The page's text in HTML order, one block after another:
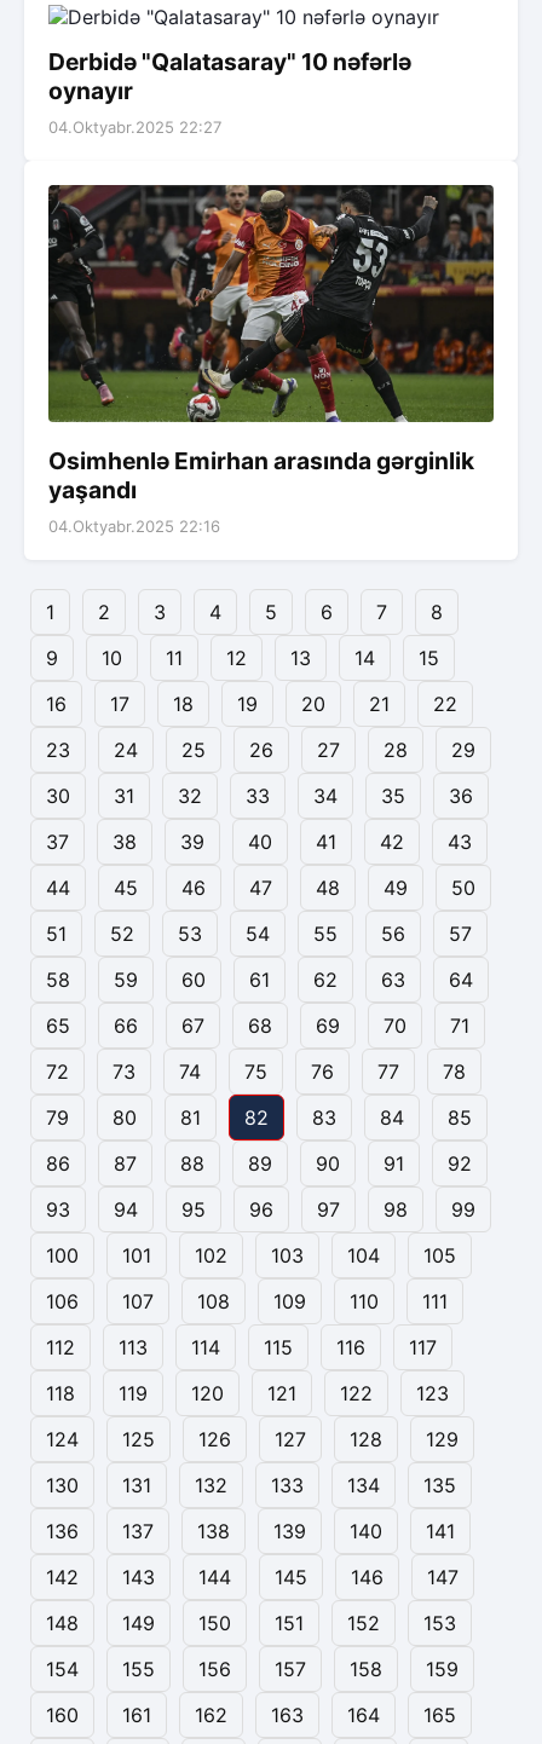
Derbidə "Qalatasaray" 10 nəfərlə
oynayır
04.Oktyabr.2025 22:27
Osimhenlə Emirhan arasında gərginlik
yaşandı
04.Oktyabr.2025 22:16
1 2 3 4 5 6 7
8
9
10 11 12 13 14
15
16
17 18 19 20 21
22
23
24 25 26 27 28
29
30
31 32 33 34 35
36
37
38 39 40 41 42
43
44
45 46 47 48 49
50
51
52 53 54 55 56
57
58
59 60 61 62 63
64
65
66 67 68 69 70
71
72
73 74 75 76 77
78
79
80 81 82 83 84
85
86
87 88 89 90 91
92
93
94 95 96 97 98
99
100
101 102 103 104
105
106
107 108 109 110
111
112
113 114 115 116
117
118
119 120 121 122
123
124
125 126 127 128
129
130
131 132 133 134
135
136
137 138 139 140
141
142
143 144 145 146
147
148
149 150 151 152
153
154
155 156 157 158
159
160
161 162 163 164 165